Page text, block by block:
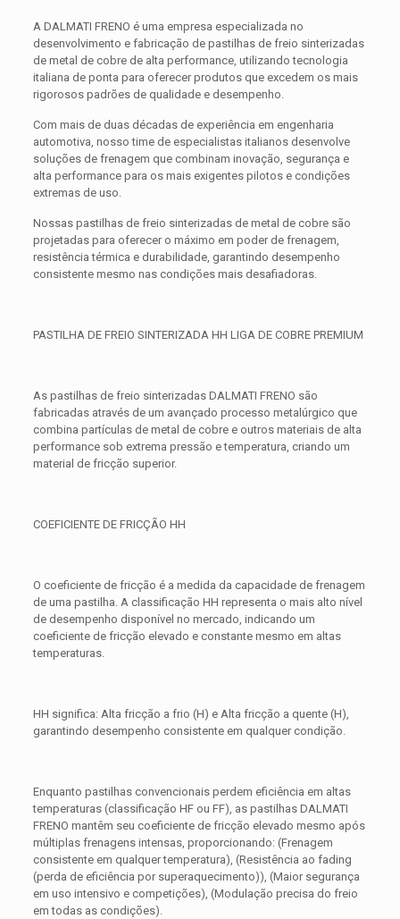
A DALMATI FRENO é uma empresa especializada no
desenvolvimento e fabricação de pastilhas de freio sinterizadas
de metal de cobre de alta performance, utilizando tecnologia
italiana de ponta para oferecer produtos que excedem os mais
rigorosos padrões de qualidade e desempenho.
Com mais de duas décadas de experiência em engenharia
automotiva, nosso time de especialistas italianos desenvolve
soluções de frenagem que combinam inovação, segurança e
alta performance para os mais exigentes pilotos e condições
extremas de uso.
Nossas pastilhas de freio sinterizadas de metal de cobre são
projetadas para oferecer o máximo em poder de frenagem,
resistência térmica e durabilidade, garantindo desempenho
consistente mesmo nas condições mais desafiadoras.
PASTILHA DE FREIO SINTERIZADA HH LIGA DE COBRE PREMIUM
As pastilhas de freio sinterizadas DALMATI FRENO são
fabricadas através de um avançado processo metalúrgico que
combina partículas de metal de cobre e outros materiais de alta
performance sob extrema pressão e temperatura, criando um
material de fricção superior.
COEFICIENTE DE FRICÇÃO HH
O coeficiente de fricção é a medida da capacidade de frenagem
de uma pastilha. A classificação HH representa o mais alto nível
de desempenho disponível no mercado, indicando um
coeficiente de fricção elevado e constante mesmo em altas
temperaturas.
HH significa: Alta fricção a frio (H) e Alta fricção a quente (H),
garantindo desempenho consistente em qualquer condição.
Enquanto pastilhas convencionais perdem eficiência em altas
temperaturas (classificação HF ou FF), as pastilhas DALMATI
FRENO mantêm seu coeficiente de fricção elevado mesmo após
múltiplas frenagens intensas, proporcionando: (Frenagem
consistente em qualquer temperatura), (Resistência ao fading
(perda de eficiência por superaquecimento)), (Maior segurança
em uso intensivo e competições), (Modulação precisa do freio
em todas as condições).